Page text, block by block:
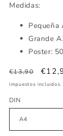
Medidas:
Pequeña
Grande
Poster:
Precio
habitual
€13,90
de
Impuestos incluidos.
DIN